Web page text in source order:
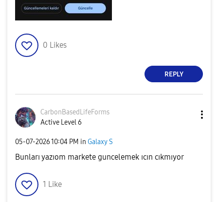
0 Likes
REPLY
CarbonBasedLifeForms
Active Level 6
‎05-07-202610:04 PM in Galaxy S
Bunları yazıom markete guncelemek ıcın cıkmıyor
1 Like